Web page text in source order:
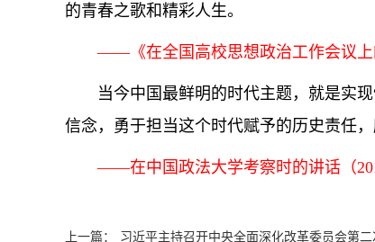
的青春之歌和精彩人生。
——《在全国高校思想政治工作会议上
当今中国最鲜明的时代主题，就是实
信念，勇于担当这个时代赋予的历史责任
——在中国政法大学考察时的讲话（
上一篇： 习近平主持召开中央全面深化改革委员会第二